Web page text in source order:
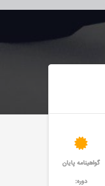
گواهینامه پایان
دوره: